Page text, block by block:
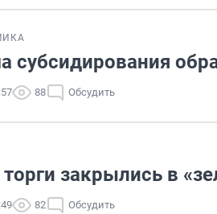
субсидирования
88 Обсудить
закрылись в
82 Обсудить